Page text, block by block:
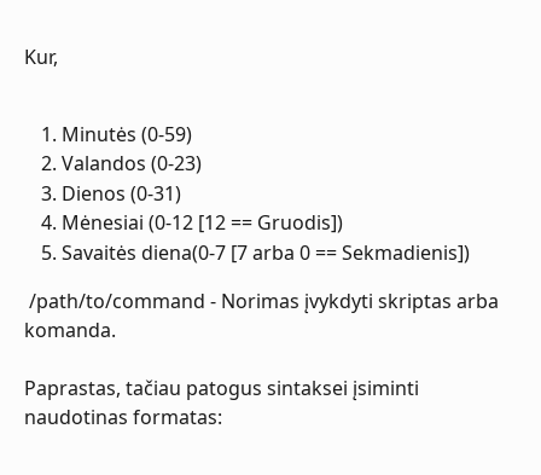
Kur,
Minutės (0-59)
Valandos (0-23)
Dienos (0-31)
Mėnesiai (0-12 [12 == Gruodis])
Savaitės diena(0-7 [7 arba 0 == Sekmadienis])
komanda.
Paprastas, tačiau patogus sintaksei įsiminti
naudotinas formatas: